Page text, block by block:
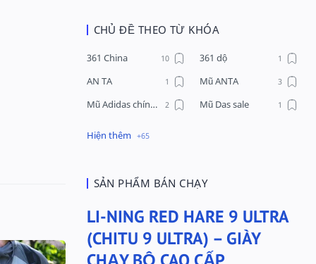
CHỦ ĐỀ THEO TỪ KHÓA
361 China
361 dộ
AN TA
Mũ ANTA
Mũ Adidas chính hãng
Mũ Das sale
Phụ kiện Acer
Quần nỉ nam Lining
Quần short nam Lining
Remax
Sale giày Anta nữ
SẢN PHẨM BÁN CHẠY
LI-NING RED HARE 9 ULTRA
(CHITU 9 ULTRA) – GIÀY